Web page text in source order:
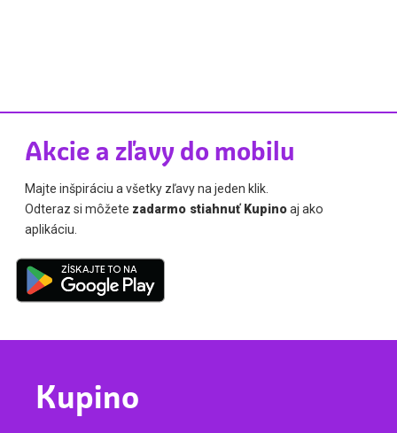
Akcie a zľavy do mobilu
Majte inšpiráciu a všetky zľavy na jeden klik.
Odteraz si môžete zadarmo stiahnuť Kupinoaj ako
aplikáciu.
Kupino